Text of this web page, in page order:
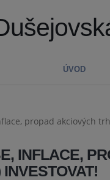
ÚVOD
INFLACE,
INVESTOVAT!